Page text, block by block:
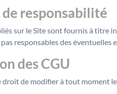
responsabilité
sur le Site sont fournis à titre
responsables des
des CGU
droit de modifier à tout moment